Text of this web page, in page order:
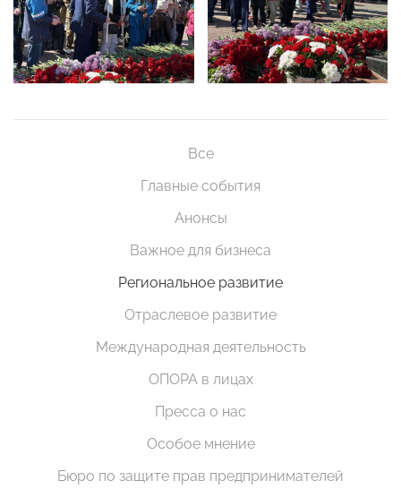
Все
Главные события
Анонсы
Важное для бизнеса
Региональное развитие
Отраслевое развитие
Международная деятельность
ОПОРА в лицах
Пресса о нас
Особое мнение
Бюро по защите прав предпринимателей